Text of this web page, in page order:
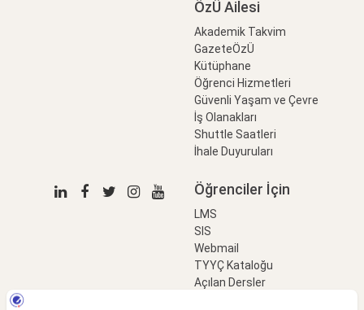
ÖzÜ Ailesi
Akademik Takvim
GazeteÖzÜ
Kütüphane
Öğrenci Hizmetleri
Güvenli Yaşam ve Çevre
İş Olanakları
Shuttle Saatleri
İhale Duyuruları
Öğrenciler İçin
LMS
SIS
Webmail
TYYÇ Kataloğu
Açılan Dersler